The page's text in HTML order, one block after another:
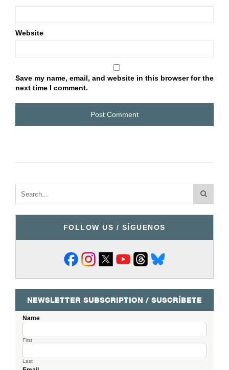
Website
Save my name, email, and website in this browser for the
next time I comment.
FOLLOW US / SÍGUENOS
NEWSLETTER SUBSCRIPTION / SUSCRÍBETE
Name
First
Last